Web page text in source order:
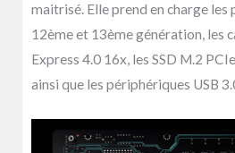
maitrisé. Elle prend en charge
12ème et 13ème génération, les
Express 4.0 16x, les SSD M.2
ainsi que les périphériques USB